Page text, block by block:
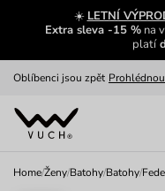
☀️ LETNÍ
Extra sleva -15 % na
platí
Zajímavosti ze světa Vuch:
Oblíbenci jsou zpět
Nech se inspirovat
Home/Ženy/Batohy/Batohy/